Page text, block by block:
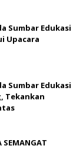
Sumbar Edukasi
Upacara
Sumbar Edukasi
Tekankan
SEMANGAT